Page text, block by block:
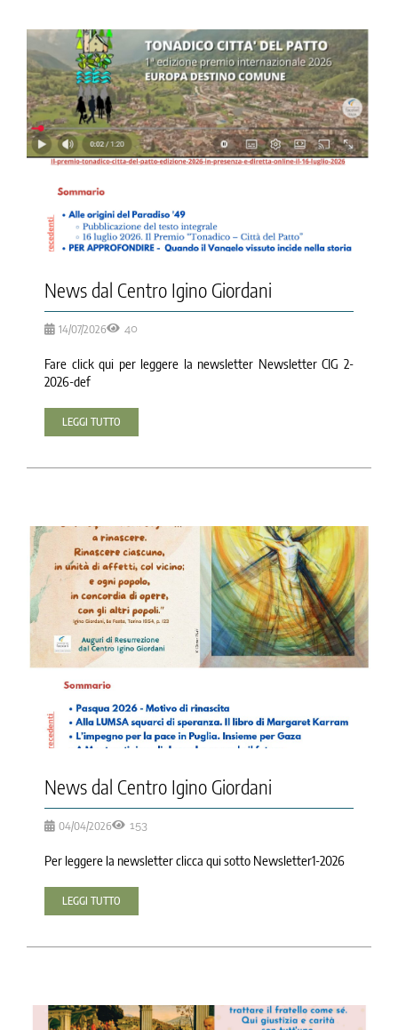
notizie
News dal Centro Igino Giordani
14/07/2026 40
Fare click qui per leggere la newsletter Newsletter CIG 2-
2026-def
LEGGI TUTTO
News dal Centro Igino Giordani
04/04/2026 153
Per leggere la newsletter clicca qui sotto Newsletter1-2026
LEGGI TUTTO